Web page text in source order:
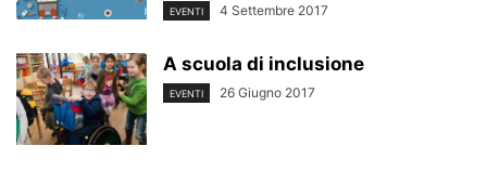
EVENTI 4 Settembre 2017
A scuola di inclusione
EVENTI 26 Giugno 2017